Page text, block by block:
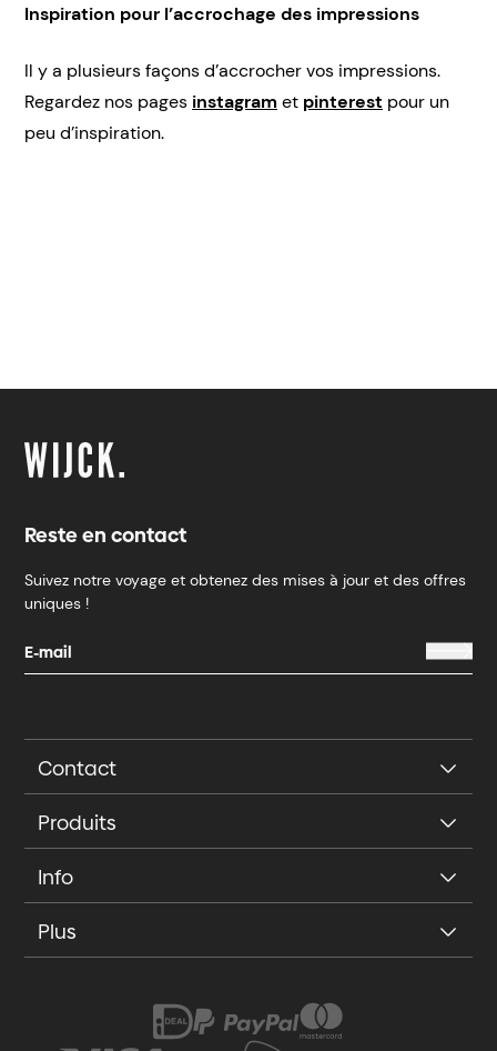
Inspiration pour l’accrochage des impressions
Il y a plusieurs façons d’accrocher vos impressions.
Regardez nos pages instagram et pinterest pour un
peu d’inspiration.
Reste en contact
Suivez notre voyage et obtenez des mises à jour et des offres
uniques !
Contact
Produits
Info
Plus